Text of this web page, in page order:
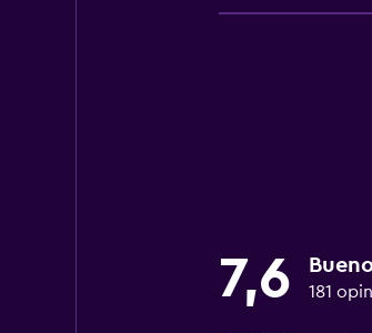
7,6 181